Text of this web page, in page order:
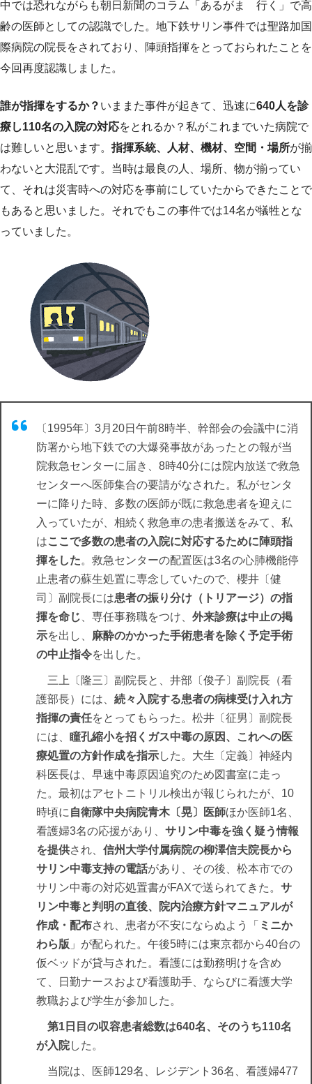
中では恐れながらも朝日新聞のコラム「あるがまゝ行く」で高
齢の医師としての認識でした。地下鉄サリン事件では聖路加国
際病院の院長をされており、陣頭指揮をとっておられたことを
今回再度認識しました。
誰が指揮をするか？ いままた事件が起きて、迅速に640人を診
療し110名の入院の対応をとれるか？私がこれまでいた病院で
は難しいと思います。 指揮系統、人材、機材、空間・場所が揃
わないと大混乱です。当時は最良の人、場所、物が揃ってい
て、それは災害時への対応を事前にしていたからできたことで
もあると思いました。それでもこの事件では14名が犠牲とな
っていました。
〔1995年〕3月20日午前8時半、幹部会の会議中に消
防署から地下鉄での大爆発事故があったとの報が当
院救急センターに届き、8時40分には院内放送で救急
センターへ医師集合の要請がなされた。私がセンタ
ーに降りた時、多数の医師が既に救急患者を迎えに
入っていたが、相続く救急車の患者搬送をみて、私
はここで多数の患者の入院に対応するために陣頭指
揮をした。救急センターの配置医は3名の心肺機能停
止患者の蘇生処置に専念していたので、櫻井〔健
司〕副院長には患者の振り分け（トリアージ）の指
揮を命じ 、専任事務職をつけ、 外来診療は中止の掲
示を出し、 麻酔のかかった手術患者を除く予定手術
の中止指令を出した。
三上〔隆三〕副院長と、井部〔俊子〕副院長（看
護部長）には、 続々入院する患者の病棟受け入れ方
指揮の責任をとってもらった。松井〔征男〕副院長
には、 瞳孔縮小を招くガス中毒の原因、これへの医
療処置の方針作成を指示した。大生〔定義〕神経内
科医長は、早速中毒原因追究のため図書室に走っ
た。最初はアセトニトリル検出が報じられたが、10
時頃に 自衛隊中央病院青木〔晃〕医師ほか医師1名、
看護婦3名の応援があり、 サリン中毒を強く疑う情報
を提供され、 信州大学付属病院の柳澤信夫院長から
サリン中毒支持の電話があり、その後、松本市での
サリン中毒の対応処置書がFAXで送られてきた。 サ
リン中毒と判明の直後、院内治療方針マニュアルが
作成・配布され、患者が不安にならぬよう「 ミニか
わら版 」が配られた。午後5時には東京都から40台の
仮ベッドが貸与された。看護には勤務明けを含め
て、日勤ナースおよび看護助手、ならびに看護大学
教職および学生が参加した。
第1日目の収容患者総数は640名、そのうち110名
が入院した。
当院は、医師129名、レジデント36名、看護婦477